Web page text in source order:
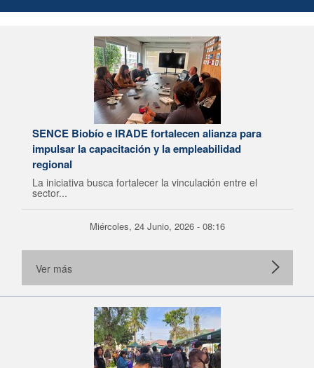
SENCE Biobío e IRADE fortalecen alianza para
impulsar la capacitación y la empleabilidad
regional
La iniciativa busca fortalecer la vinculación entre el
sector...
Miércoles, 24 Junio, 2026 - 08:16
Ver más